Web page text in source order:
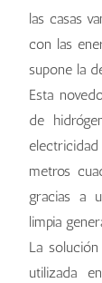
las casas
con las
supone la
Esta
de
metros
gracias a
limpia
La
utilizada